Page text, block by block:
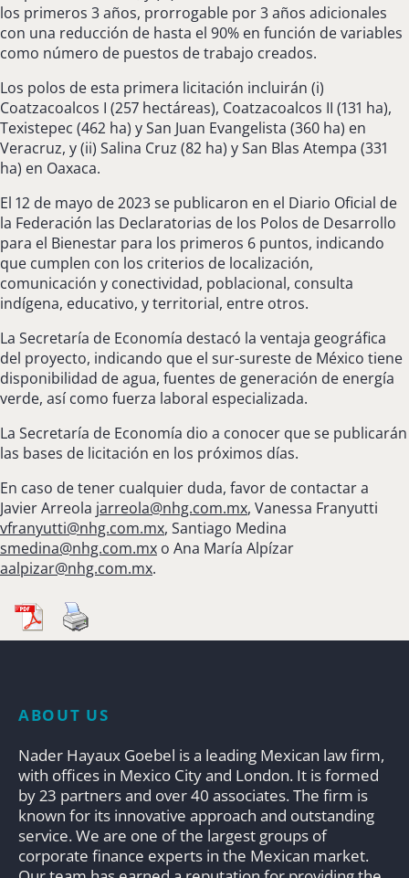
los primeros 3 años, prorrogable por 3 años adicionales
con una reducción de hasta el 90% en función de variables
como número de puestos de trabajo creados.
Los polos de esta primera licitación incluirán (i)
Coatzacoalcos I (257 hectáreas), Coatzacoalcos II (131 ha),
Texistepec (462 ha) y San Juan Evangelista (360 ha) en
Veracruz, y (ii) Salina Cruz (82 ha) y San Blas Atempa (331
ha) en Oaxaca.
El 12 de mayo de 2023 se publicaron en el Diario Oficial de
la Federación las Declaratorias de los Polos de Desarrollo
para el Bienestar para los primeros 6 puntos, indicando
que cumplen con los criterios de localización,
comunicación y conectividad, poblacional, consulta
indígena, educativo, y territorial, entre otros.
La Secretaría de Economía destacó la ventaja geográfica
del proyecto, indicando que el sur-sureste de México tiene
disponibilidad de agua, fuentes de generación de energía
verde, así como fuerza laboral especializada.
La Secretaría de Economía dio a conocer que se publicarán
las bases de licitación en los próximos días.
En caso de tener cualquier duda, favor de contactar a
Javier Arreola jarreola@nhg.com.mx, Vanessa Franyutti
vfranyutti@nhg.com.mx, Santiago Medina
smedina@nhg.com.mx o Ana María Alpízar
aalpizar@nhg.com.mx.
ABOUT US
Nader Hayaux Goebel is a leading Mexican law firm,
with offices in Mexico City and London. It is formed
by 23 partners and over 40 associates. The firm is
known for its innovative approach and outstanding
service. We are one of the largest groups of
corporate finance experts in the Mexican market.